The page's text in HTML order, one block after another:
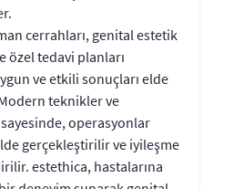
cerrahları, genital estetik
özel tedavi planları
ve etkili sonuçları elde
teknikler ve
operasyonlar
gerçekleştirilir ve iyileşme
estethica, hastalarına